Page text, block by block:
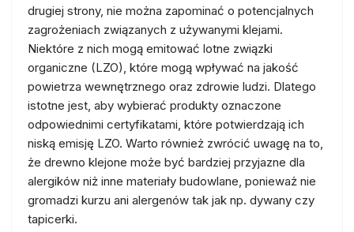
drugiej strony, nie można zapominać o potencjalnych
zagrożeniach związanych z używanymi klejami.
Niektóre z nich mogą emitować lotne związki
organiczne (LZO), które mogą wpływać na jakość
powietrza wewnętrznego oraz zdrowie ludzi. Dlatego
istotne jest, aby wybierać produkty oznaczone
odpowiednimi certyfikatami, które potwierdzają ich
niską emisję LZO. Warto również zwrócić uwagę na to,
że drewno klejone może być bardziej przyjazne dla
alergików niż inne materiały budowlane, ponieważ nie
gromadzi kurzu ani alergenów tak jak np. dywany czy
tapicerki.